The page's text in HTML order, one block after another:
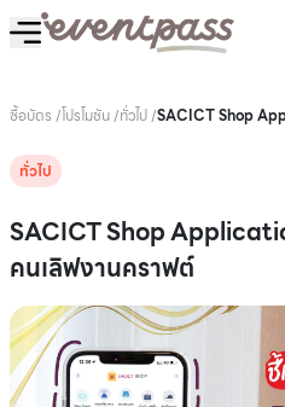
ซื้อบัตร /โปรโมชัน/ทั่วไป/SACICT Shop
ทั่วไป
SACICT Shop
คนเลิฟงานคราฟต์